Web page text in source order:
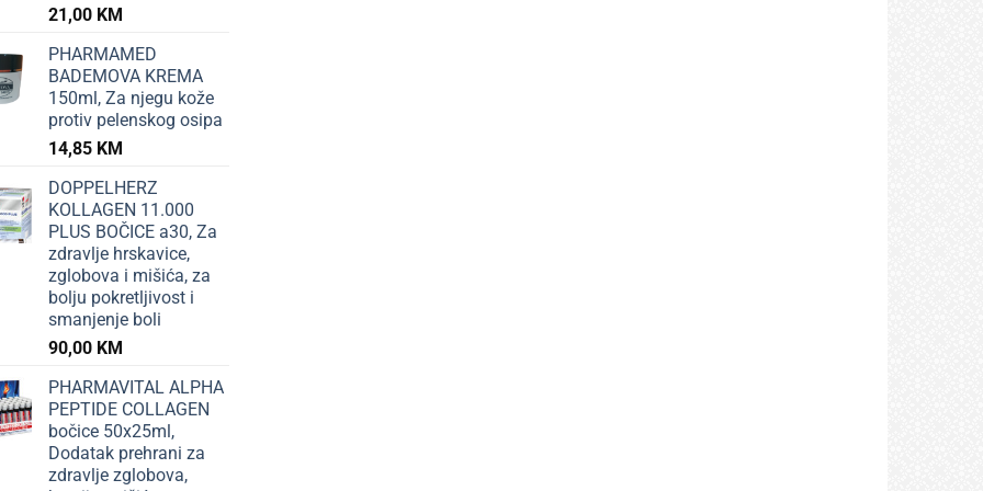
21,00 KM
PHARMAMED
BADEMOVA KREMA
150ml, Za njegu kože
protiv pelenskog osipa
14,85 KM
DOPPELHERZ
KOLLAGEN 11.000
PLUS BOČICE a30, Za
zdravlje hrskavice,
zglobova i mišića, za
bolju pokretljivost i
smanjenje boli
90,00 KM
PHARMAVITAL ALPHA
PEPTIDE COLLAGEN
bočice 50x25ml,
Dodatak prehrani za
zdravlje zglobova,